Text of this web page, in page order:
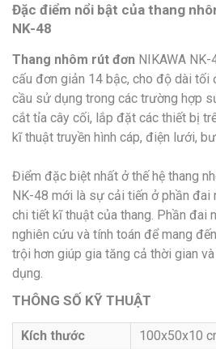
Đặc điểm nổi bật của thang
NK-48
Thang nhôm rút đơn NIKAWA
cấu đơn giản 14 bậc, cho độ dài tối
cầu sử dụng trong các trường hợp
cắt tỉa cây cối, lắp đặt các thiết bị
kĩ thuật truyền hình cáp, điện lưới,
Điểm đặc biệt nhất ở thế hệ thang
NK-48 mới là sự cải tiến ở phần đai
chi tiết kĩ thuật của thang. Phần đai
nghiên cứu và tính toán để mang
trội hơn giúp gia tăng cả thời gian
dụng.
THÔNG SỐ KỸ THUẬT
Kích thước
100x50x10